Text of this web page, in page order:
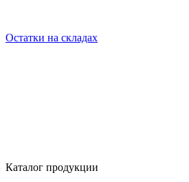
Остатки на складах
Каталог продукции